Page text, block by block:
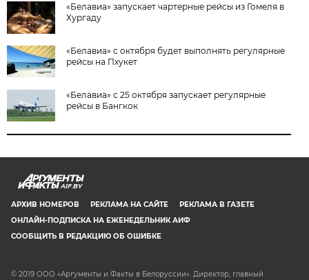
«Белавиа» запускает чартерные рейсы из Гомеля в
Хургаду
«Белавиа» с октября будет выполнять регулярные
рейсы на Пхукет
«Белавиа» с 25 октября запускает регулярные
рейсы в Бангкок
AIF.BY
АРХИВ НОМЕРОВ РЕКЛАМА НА САЙТЕ
РЕКЛАМА В ГАЗЕТЕ
ОНЛАЙН-ПОДПИСКА НА ЕЖЕНЕДЕЛЬНИК АИФ
СООБЩИТЬ В РЕДАКЦИЮ ОБ ОШИБКЕ
© 2019 ООО «Аргументы и Факты в Белоруссии». Директор, главный